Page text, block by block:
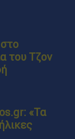
του Τζον
«Τα